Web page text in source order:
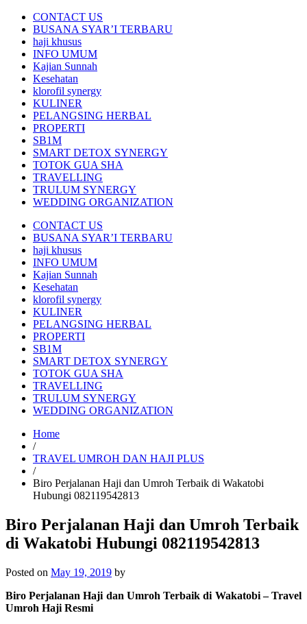
CONTACT US
BUSANA SYAR’I TERBARU
haji khusus
INFO UMUM
Kajian Sunnah
Kesehatan
klorofil synergy
KULINER
PELANGSING HERBAL
PROPERTI
SB1M
SMART DETOX SYNERGY
TOTOK GUA SHA
TRAVELLING
TRULUM SYNERGY
WEDDING ORGANIZATION
CONTACT US
BUSANA SYAR’I TERBARU
haji khusus
INFO UMUM
Kajian Sunnah
Kesehatan
klorofil synergy
KULINER
PELANGSING HERBAL
PROPERTI
SB1M
SMART DETOX SYNERGY
TOTOK GUA SHA
TRAVELLING
TRULUM SYNERGY
WEDDING ORGANIZATION
Home
/
TRAVEL UMROH DAN HAJI PLUS
/
Biro Perjalanan Haji dan Umroh Terbaik di Wakatobi
Hubungi 082119542813
Biro Perjalanan Haji dan Umroh Terbaik
di Wakatobi Hubungi 082119542813
Posted on May 19, 2019 by
Biro Perjalanan Haji dan Umroh Terbaik di Wakatobi – Travel
Umroh Haji Resmi